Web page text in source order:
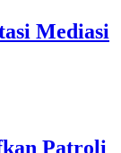
Mediasi
Patroli